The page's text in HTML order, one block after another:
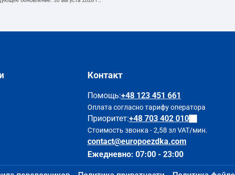
Контакт
Помощь:+48 123 451 661
Оплата согласно тарифу оператора
Приоритет:+48 703 402 010
Стоимость звонка - 2,58 зл VAT/мин.
contact@europoezdka.com
Ежедневно: 07:00 - 23:00